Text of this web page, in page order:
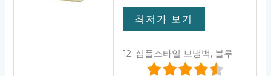
최저가 보기
12. 심플스타일 보냉백, 블루